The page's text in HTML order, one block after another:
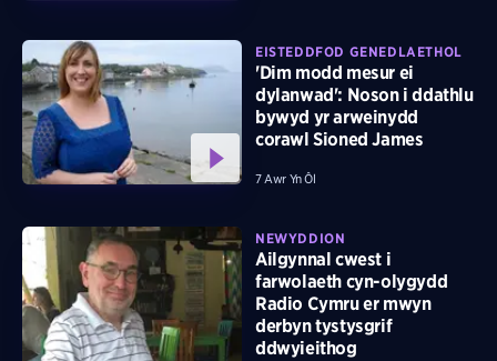
EISTEDDFOD GENEDLAETHOL
'Dim modd mesur ei
dylanwad': Noson i ddathlu
bywyd yr arweinydd
corawl Sioned James
7 Awr Yn Ôl
NEWYDDION
Ailgynnal cwest i
farwolaeth cyn-olygydd
Radio Cymru er mwyn
derbyn tystysgrif
ddwyieithog